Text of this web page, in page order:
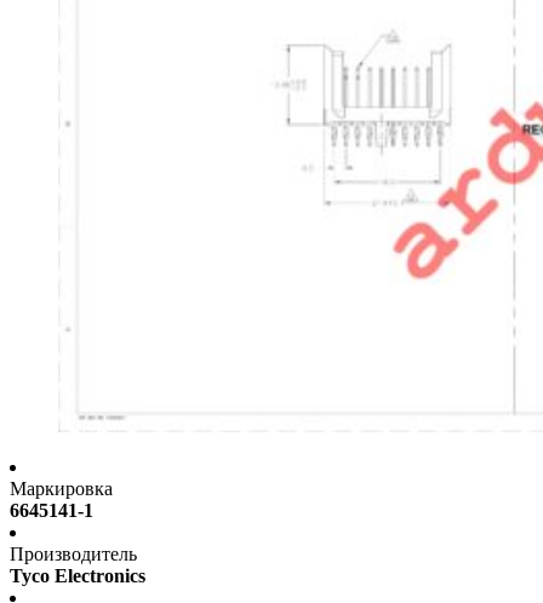
Маркировка
6645141-1
Производитель
Tyco Electronics